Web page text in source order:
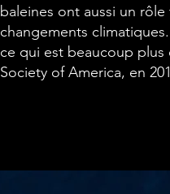
baleines ont aussi un
changements
ce qui est beaucoup
Society of America, en